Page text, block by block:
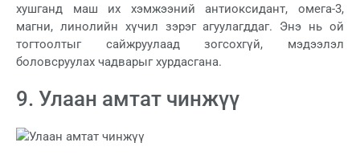
хушганд маш их хэмжээний антиоксидант, омега-3,
магни, линолийн хүчил зэрэг агуулагддаг. Энэ нь ой
тогтоолтыг сайжруулаад зогсохгүй, мэдээлэл
боловсруулах чадварыг хурдасгана.
9. Улаан амтат чинжүү